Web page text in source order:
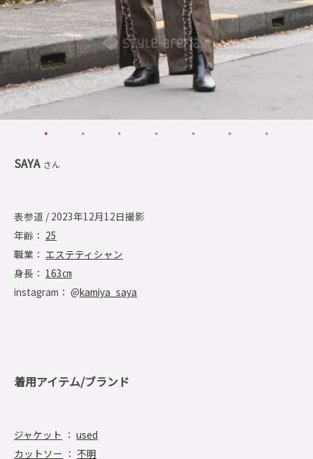
SAYA さん
表参道 / 2023年12月12日撮影
年齢： 25
職業： エステティシャン
身長： 163㎝
instagram： @kamiya_saya
着用アイテム/ブランド
ジャケット ： used
カットソー ： 不明